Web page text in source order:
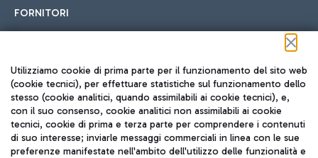
FORNITORI
Seguici sui social
TRAVEL JOURNAL
Utilizziamo cookie di prima parte per il funzionamento del sito web
(cookie tecnici), per effettuare statistiche sul funzionamento dello
stesso (cookie analitici, quando assimilabili ai cookie tecnici), e,
con il suo consenso, cookie analitici non assimilabili ai cookie
tecnici, cookie di prima e terza parte per comprendere i contenuti
di suo interesse; inviarle messaggi commerciali in linea con le sue
preferenze manifestate nell'ambito dell'utilizzo delle funzionalità e